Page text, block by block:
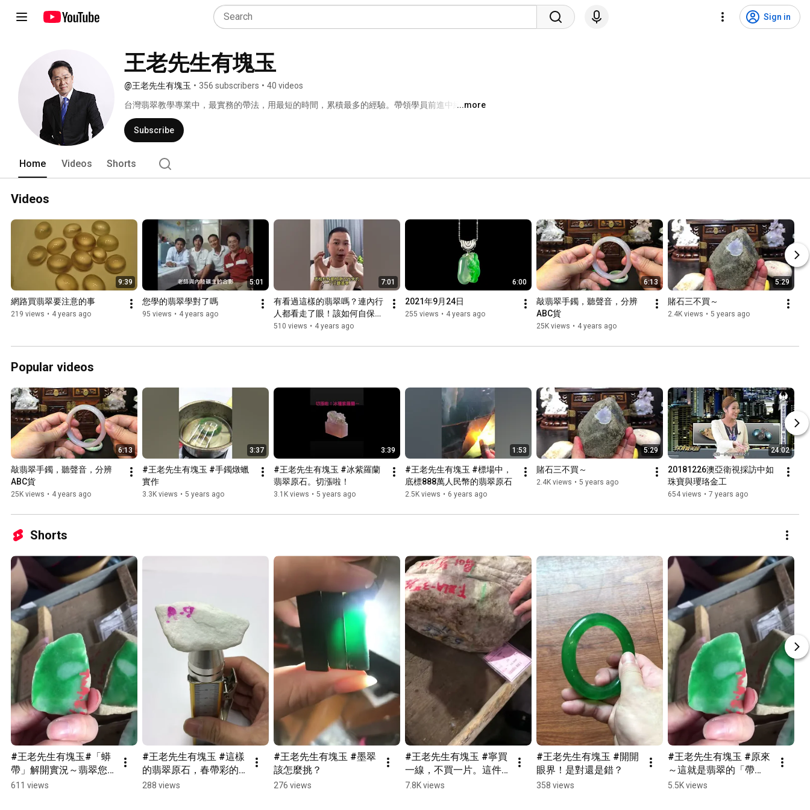
Sign in
王老先生有塊玉
@王老先生有塊玉 • 356 subscribers • 40 videos
台灣翡翠教學專業中，最實務的帶法，用最短的時間，累積最多的經驗。帶領學員前進中緬邊
界，考察翡翠原石市場，教您怎麼分辨「真假」？告訴您市場交易「行情」是多少？怎麼買？如
何賣？什麼才是真正的「收藏」標的？要學習最市場的翡翠資訊，「中如」是您最佳的選擇。02-
87718978（報名專線）。
...more
Subscribe
Home Videos Shorts
Videos
9:39
網路買翡翠要注意的事
219 views • 4 years ago
5:01
您學的翡翠學對了嗎
95 views • 4 years ago
7:01
有看過這樣的翡翠嗎？連內行
人都看走了眼！該如何自保？
只有7分鐘，值得看一下。
510 views • 4 years ago
6:00
2021年9月24日
255 views • 4 years ago
6:13
敲翡翠手鐲，聽聲音，分辨
ABC貨
25K views • 4 years ago
5:29
賭石三不買～
2.4K views • 5 years ago
Popular videos
6:13
敲翡翠手鐲，聽聲音，分辨
ABC貨
25K views • 4 years ago
3:37
#王老先生有塊玉 #手鐲燉蠟
實作
3.3K views • 5 years ago
3:39
#王老先生有塊玉 #冰紫羅蘭
翡翠原石。切漲啦！
3.1K views • 5 years ago
1:53
#王老先生有塊玉 #標場中，
底標888萬人民幣的翡翠原石
2.5K views • 6 years ago
5:29
賭石三不買～
2.4K views • 5 years ago
24:02
20181226澳亞衛視採訪中如
珠寶與瓔珞金工
654 views • 7 years ago
Shorts
#王老先生有塊玉#「蟒
帶」解開實況～翡翠您
很內行嗎？
611 views
#王老先生有塊玉 #這樣
的翡翠原石，春帶彩的
喔！
288 views
#王老先生有塊玉 #墨翠
該怎麼挑？
276 views
#王老先生有塊玉 #寧買
一線，不買一片。這件
原石，您怎麼看？
7.8K views
#王老先生有塊玉 #開開
眼界！是對還是錯？
358 views
#王老先生有塊玉 #原來
～這就是翡翠的「帶
子」。
5.5K views